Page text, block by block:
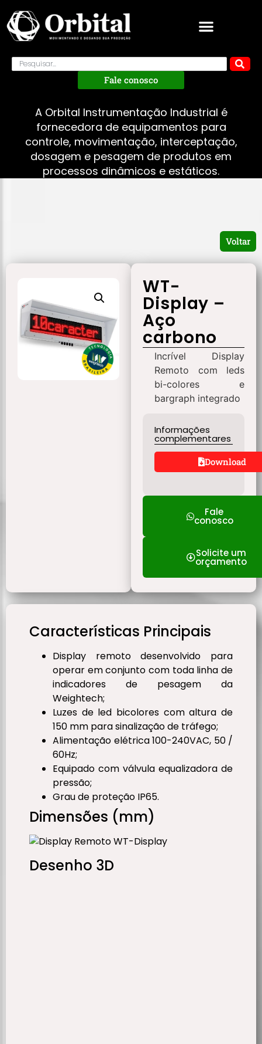
Fale conosco
A Orbital Instrumentação Industrial é
fornecedora de equipamentos para
controle, movimentação, interceptação,
dosagem e pesagem de produtos em
processos dinâmicos e estáticos.
Voltar
WT-
Display –
Aço
carbono
Incrível Display
Remoto com leds
bi-colores e
bargraph integrado
Informações
complementares
Download
Fale
conosco
Solicite um
orçamento
Características Principais
Display remoto desenvolvido para
operar em conjunto com toda linha de
indicadores de pesagem da
Weightech;
Luzes de led bicolores com altura de
150 mm para sinalização de tráfego;
Alimentação elétrica 100-240VAC, 50 /
60Hz;
Equipado com válvula equalizadora de
pressão;
Grau de proteção IP65.
Dimensões (mm)
Desenho 3D